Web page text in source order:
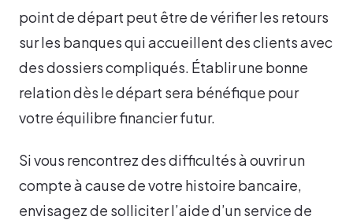
point de départ peut être de vérifier les retours
sur les banques qui accueillent des clients avec
des dossiers compliqués. Établir une bonne
relation dès le départ sera bénéfique pour
votre équilibre financier futur.
Si vous rencontrez des difficultés à ouvrir un
compte à cause de votre histoire bancaire,
envisagez de solliciter l’aide d’un service de